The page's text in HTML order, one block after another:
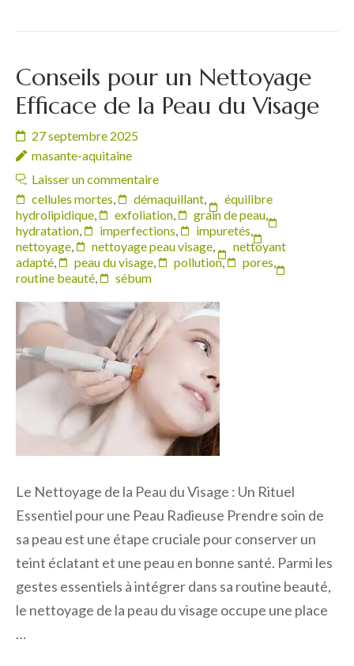
Conseils pour un Nettoyage
Efficace de la Peau du Visage
27 septembre 2025
masante-aquitaine
Laisser un commentaire
cellules mortes, démaquillant,
équilibre
hydrolipidique, exfoliation, grain de peau,
hydratation, imperfections, impuretés,
nettoyage, nettoyage peau visage,
nettoyant
adapté, peau du visage, pollution, pores,
routine beauté, sébum
Le Nettoyage de la Peau du Visage : Un Rituel
Essentiel pour une Peau Radieuse Prendre soin de
sa peau est une étape cruciale pour conserver un
teint éclatant et une peau en bonne santé. Parmi les
gestes essentiels à intégrer dans sa routine beauté,
le nettoyage de la peau du visage occupe une place
…